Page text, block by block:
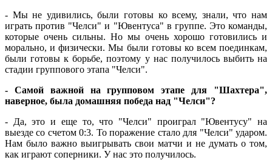
- Мы не удивились, были готовы ко всему, знали, что нам
играть против "Челси" и "Ювентуса" в группе. Это команды,
которые очень сильны. Но мы очень хорошо готовились и
морально, и физически. Мы были готовы ко всем поединкам,
были готовы к борьбе, поэтому у нас получилось выбить на
стадии группового этапа "Челси".
- Самой важной на групповом этапе для "Шахтера",
наверное, была домашняя победа над "Челси"?
- Да, это и еще то, что "Челси" проиграл "Ювентусу" на
выезде со счетом 0:3. То поражение стало для "Челси" ударом.
Нам было важно выигрывать свои матчи и не думать о том,
как играют соперники. У нас это получилось.